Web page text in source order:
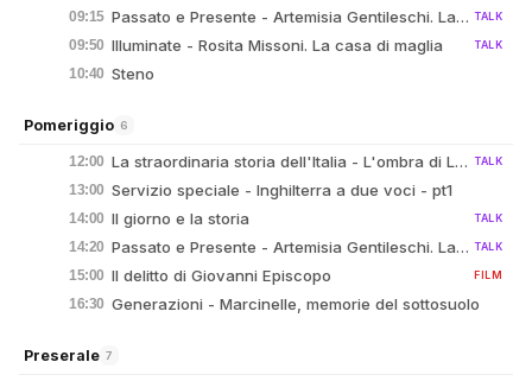
09:15 Passato e Presente - Artemisia Gentileschi. La libertà attraverso l'arte - 25/11/2025 TALK
09:50 Illuminate - Rosita Missoni. La casa di maglia TALK
10:40 Steno
Pomeriggio 6
12:00 La straordinaria storia dell'Italia - L'ombra di Lutero TALK
13:00 Servizio speciale - Inghilterra a due voci - pt1
14:00 Il giorno e la storia TALK
14:20 Passato e Presente - Artemisia Gentileschi. La libertà attraverso l'arte - 25/11/2025 TALK
15:00 Il delitto di Giovanni Episcopo FILM
16:30 Generazioni - Marcinelle, memorie del sottosuolo
Preserale 7